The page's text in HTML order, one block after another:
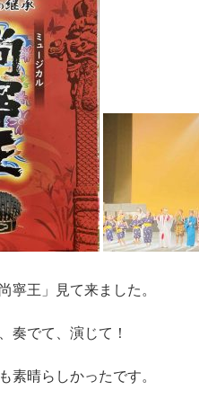
寧王」見て来ました。
奏でて、演じて！
素晴らしかったです。